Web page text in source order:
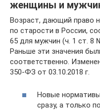
женщины и
Возраст, дающий право
по старости в России,
65 для мужчин (ч. 1 ст. 8
Раньше эти значения
соответственно.
350-ФЗ от 03.10.2018 г.
Новые
сразу, а только